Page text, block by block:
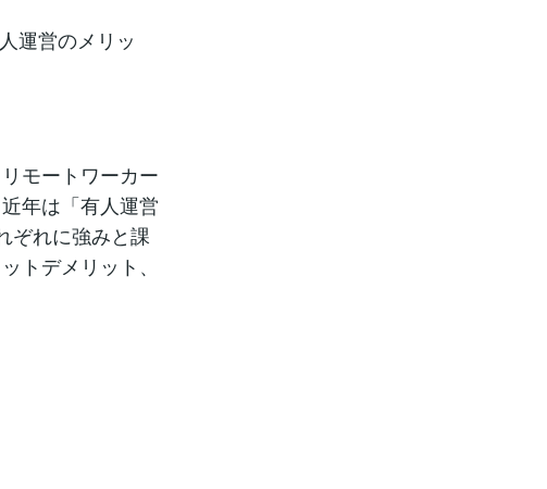
運営のメリッ
モートワーカー
年は「有人運営
ぞれに強みと課
トデメリット、